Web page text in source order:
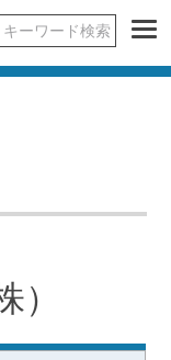
）